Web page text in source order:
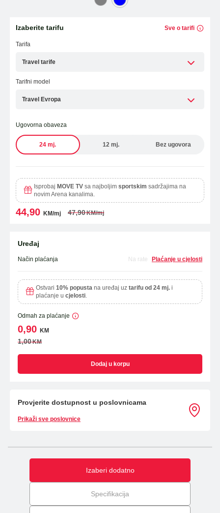
WiFi Modemi i ruteri
Dodatna oprema
OUTLET PONUDA
IZDVAJAMO
ESIM TRAVEL & TURIST
Izaberite tarifu Sve o tarifi
Tarifa
Travel tarife
Tarifni model
Travel Evropa
Ugovorna obaveza
24 mj. 12 mj. Bez ugovora
Isprobaj MOVE TV sa najboljim sportskim sadržajima na
novim Arena kanalima.
44,90 KM/mj 47,90KM/mj
Uređaj
Način plaćanja Na rate Plaćanje u cjelosti
Ostvari 10% popusta na uređaj uz tarifu od 24 mj. i
plaćanje u cjelosti.
Odmah za plaćanje
0,90 KM
1,00KM
Dodaj u korpu
Provjerite dostupnost u poslovnicama
Prikaži sve poslovnice
Izaberi dodatno
Specifikacija